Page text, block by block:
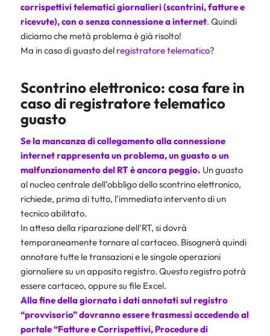
corrispettivi telematici giornalieri (scontrini,fatturee
ricevute), con o senza connessione a internet. Quindi
diciamo che metà problema è già risolto!
Ma in caso di guasto del registratore telematico?
Scontrino elettronico: cosa fare in
caso di registratore telematico
guasto
Se la mancanza di collegamento alla connessione
internet rappresenta un problema, un guasto o un
malfunzionamento del RT è ancora peggio. Un guasto
al nucleo centrale dell’obbligo dello scontrino elettronico,
richiede, prima di tutto, l’immediato intervento di un
tecnico abilitato.
In attesa della riparazione dell’RT, si dovrà
temporaneamente tornare al cartaceo. Bisognerà quindi
annotare tutte le transazioni e le singole operazioni
giornaliere su un apposito registro. Questo registro potrà
essere cartaceo, oppure su file Excel.
Alla fine della giornata i dati annotati sul registro
“provvisorio” dovranno essere trasmessi accedendo al
portale “Fatture e Corrispettivi, Procedure di